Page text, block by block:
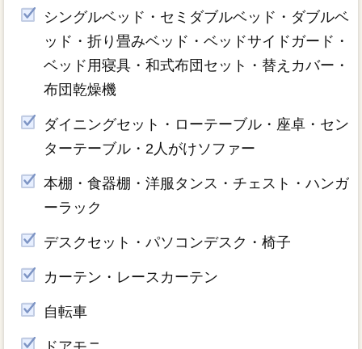
シングルベッド・セミダブルベッド・ダブルベ
ッド・折り畳みベッド・ベッドサイドガード・
ベッド用寝具・和式布団セット・替えカバー・
布団乾燥機
ダイニングセット・ローテーブル・座卓・セン
ターテーブル・2人がけソファー
本棚・食器棚・洋服タンス・チェスト・ハンガ
ーラック
デスクセット・パソコンデスク・椅子
カーテン・レースカーテン
自転車